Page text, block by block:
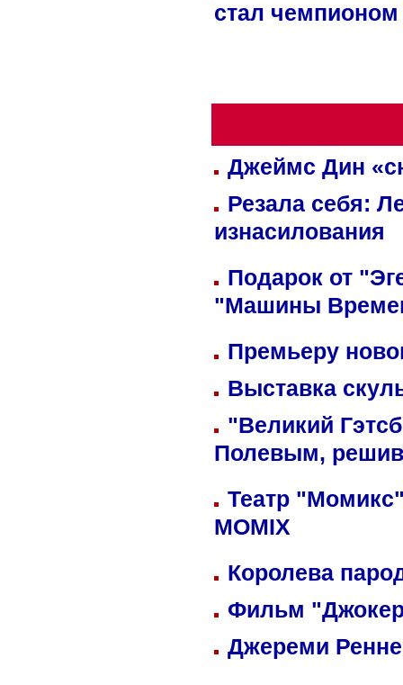
стал
Джеймс Дин
Резала себя:
изнасилования
Подарок от
"Машины
Премьеру
Выставка
"Великий
Полевым,
Театр
MOMIX
Королева
Фильм
Джереми